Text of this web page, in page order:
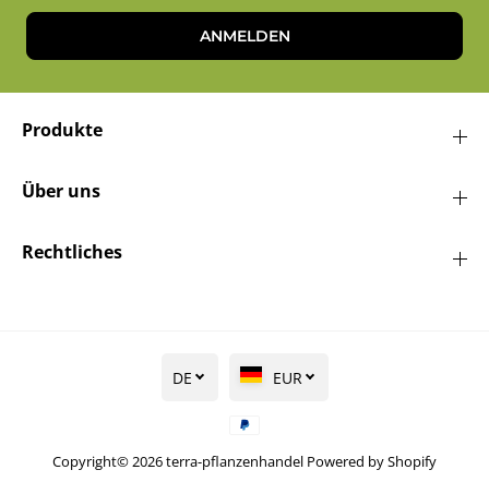
ANMELDEN
Produkte
Über uns
Rechtliches
Copyright© 2026terra-pflanzenhandel Powered by Shopify
DE EUR